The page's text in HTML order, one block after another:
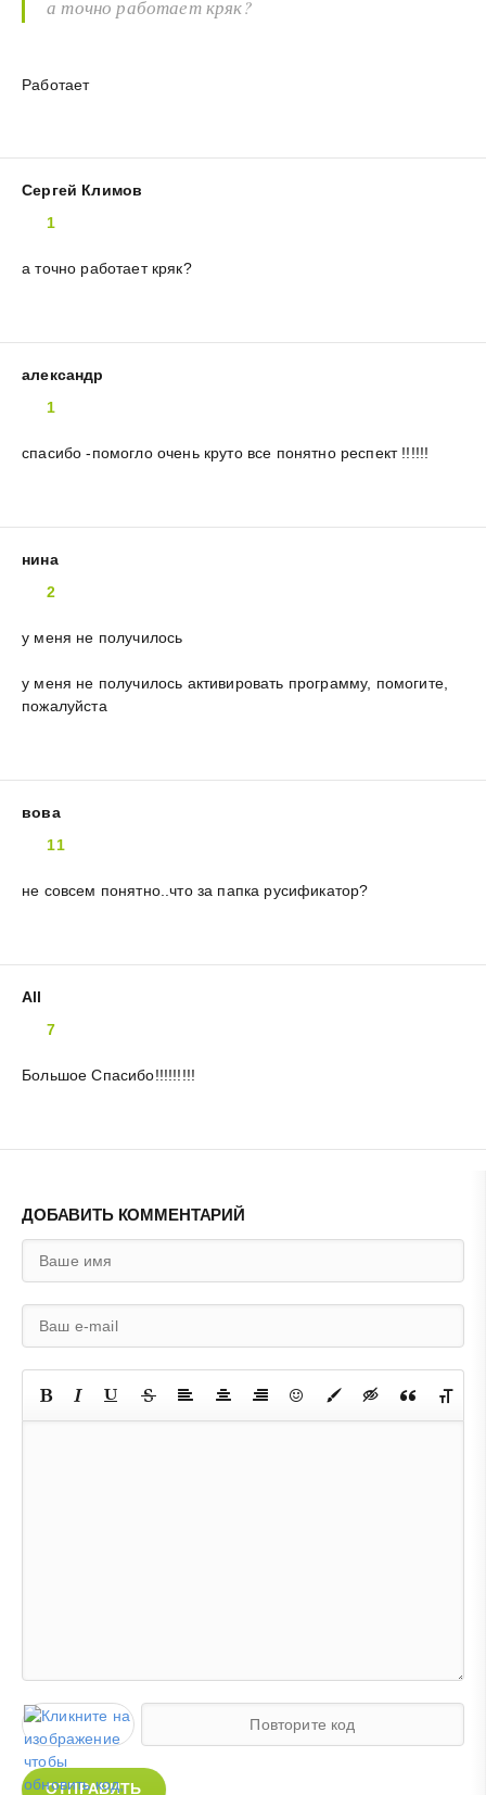
а точно работает кряк?
Работает
Сергей Климов
1
а точно работает кряк?
александр
1
спасибо -помогло очень круто все понятно респект !!!!!!
нина
2
у меня не получилось
у меня не получилось активировать программу, помогите,
пожалуйста
вова
11
не совсем понятно..что за папка русификатор?
All
7
Большое Спасибо!!!!!!!!!
ДОБАВИТЬ КОММЕНТАРИЙ
ОТПРАВИТЬ